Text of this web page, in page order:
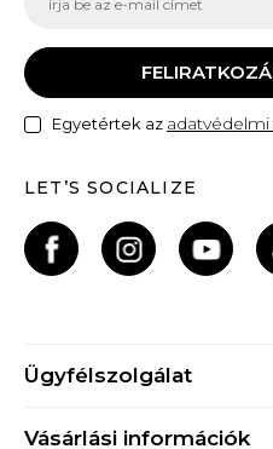
Egyetértek az adatvédelmi
LET’S SOCIALIZE
Ügyfélszolgálat
Vásárlási információk